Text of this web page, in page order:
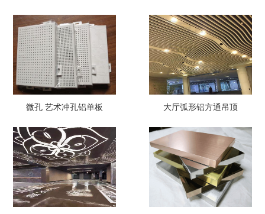
微孔 艺术冲孔铝单板 大厅弧形铝方通吊顶